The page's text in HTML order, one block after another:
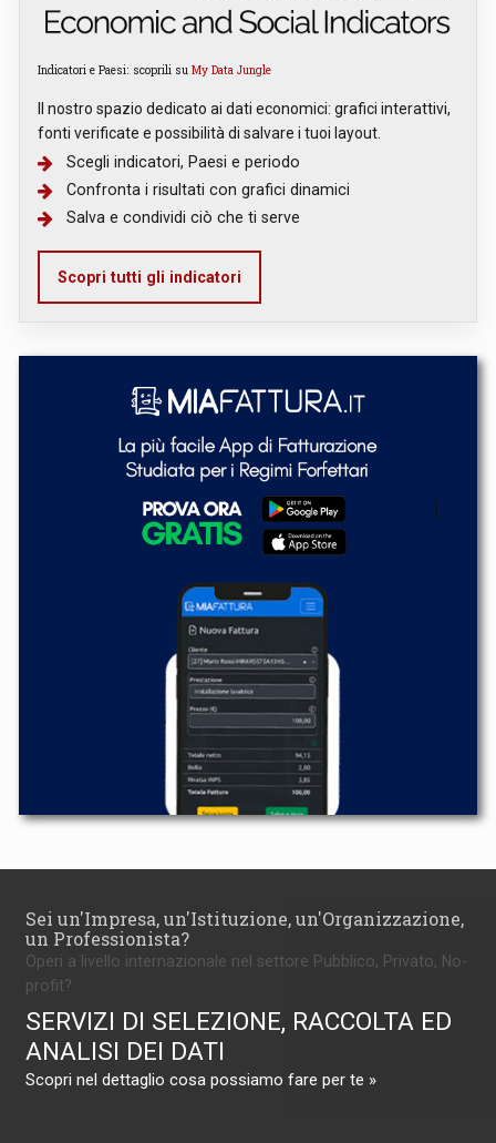
Indicatori e Paesi: scoprili su My Data Jungle
Il nostro spazio dedicato ai dati economici: grafici interattivi,
fonti verificate e possibilità di salvare i tuoi layout.
Scegli indicatori, Paesi e periodo
Confronta i risultati con grafici dinamici
Salva e condividi ciò che ti serve
Scopri tutti gli indicatori
Sei un'Impresa, un'Istituzione, un'Organizzazione,
un Professionista?
Operi a livello internazionale nel settore Pubblico, Privato, No-
profit?
SERVIZI DI SELEZIONE, RACCOLTA ED
ANALISI DEI DATI
Scopri nel dettaglio cosa possiamo fare per te »